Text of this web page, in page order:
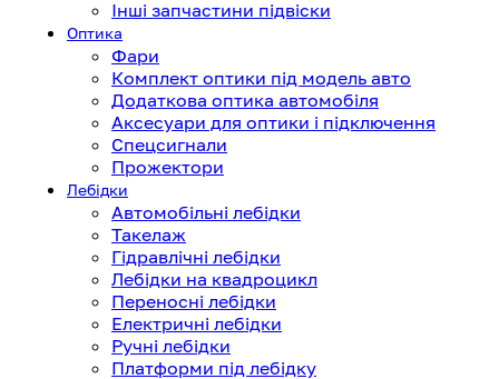
Інші запчастини підвіски
Оптика
Фари
Комплект оптики під модель авто
Додаткова оптика автомобіля
Аксесуари для оптики і підключення
Спецсигнали
Прожектори
Лебідки
Автомобільні лебідки
Такелаж
Гідравлічні лебідки
Лебідки на квадроцикл
Переносні лебідки
Електричні лебідки
Ручні лебідки
Платформи під лебідку